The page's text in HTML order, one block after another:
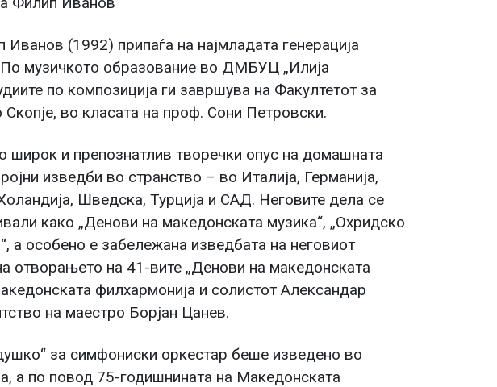
(1992) припаѓа на најмладата генерација
музичкото образование во ДМБУЦ „Илија
по композиција ги завршува на Факултетот за
Скопје, во класата на проф. Сони Петровски.
широк и препознатлив творечки опус на домашната
изведби во странство – во Италија, Германија,
Шведска, Турција и САД. Неговите дела се
како „Денови на македонската музика“, „Охридско
а особено е забележана изведбата на неговиот
отворањето на 41-вите „Денови на македонската
филхармонија и солистот Александар
на маестро Борјан Цанев.
за симфониски оркестар беше изведено во
а по повод 75-годишнината на Македонската